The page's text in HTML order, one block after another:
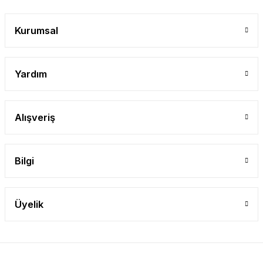
Kurumsal
Yardım
Alışveriş
Bilgi
Üyelik